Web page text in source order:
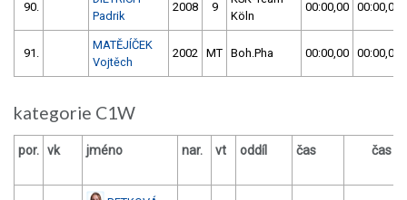
90.
Padrik
2008 9
Köln
00:00,00 00:00,00
91.
MATĚJÍČEK
Vojtěch
2002 MT Boh.Pha 00:00,00 00:00,00
kategorie C1W
por. vk jméno nar. vt oddíl čas čas